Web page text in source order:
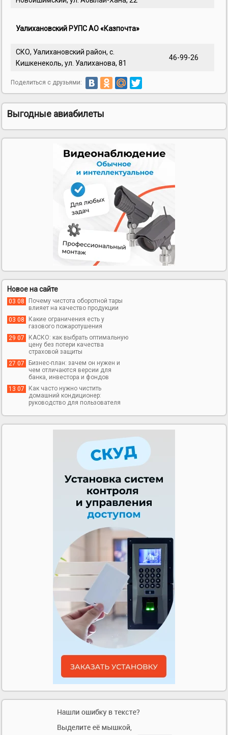
Уалихановский РУПС АО «Казпочта»
СКО, Уалихановский район, с.
Кишкенеколь, ул. Уалиханова, 81
46-99-26
Поделиться с друзьями:
Выгодные авиабилеты
Новое на сайте
03 08
Почему чистота оборотной тары
влияет на качество продукции
03 08
Какие ограничения есть у
газового пожаротушения
29 07
КАСКО: как выбрать оптимальную
цену без потери качества
страховой защиты
27 07
Бизнес-план: зачем он нужен и
чем отличаются версии для
банка, инвестора и фондов
13 07
Как часто нужно чистить
домашний кондиционер:
руководство для пользователя